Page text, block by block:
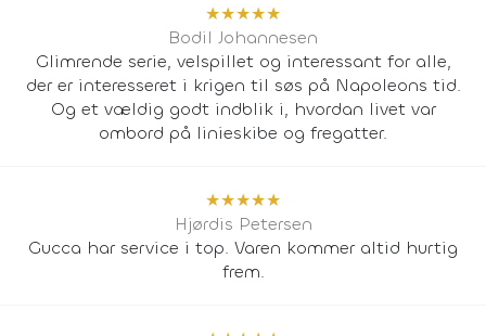
★★★★★
Bodil Johannesen
Glimrende serie, velspillet og interessant for alle,
der er interesseret i krigen til søs på Napoleons tid.
Og et vældig godt indblik i, hvordan livet var
ombord på linieskibe og fregatter.
★★★★★
Hjørdis Petersen
Gucca har service i top. Varen kommer altid hurtig
frem.